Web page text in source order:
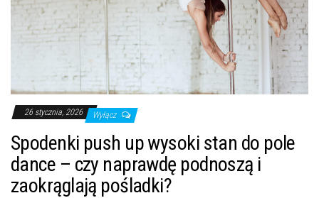
26 stycznia, 2026 Wyłącz
Spodenki push up wysoki stan do pole
dance – czy naprawdę podnoszą i
zaokrąglają pośladki?